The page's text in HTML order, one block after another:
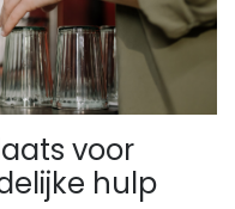
voor
hulp